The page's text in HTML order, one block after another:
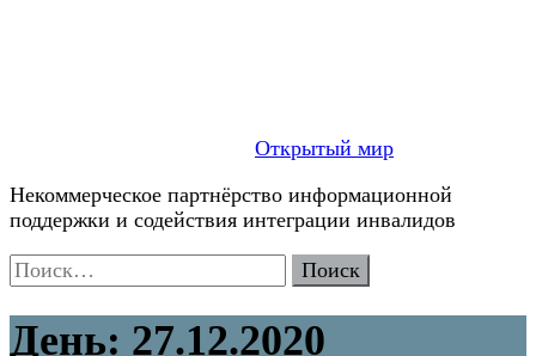
Открытый мир
Некоммерческое партнёрство информационной
поддержки и содействия интеграции инвалидов
Найти:
День: 27.12.2020